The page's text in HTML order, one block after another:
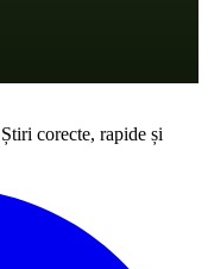
corecte, rapide și